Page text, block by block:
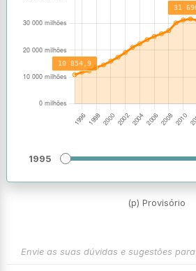
1995
(p) Provisório
Envie as suas dúvidas e sugestões para